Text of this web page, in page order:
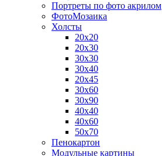
Портреты по фото акрилом
ФотоМозаика
Холсты
20х20
20х30
30х30
30х40
20х45
30х60
30х90
40х40
40х60
50х70
Пенокартон
Модульные картины